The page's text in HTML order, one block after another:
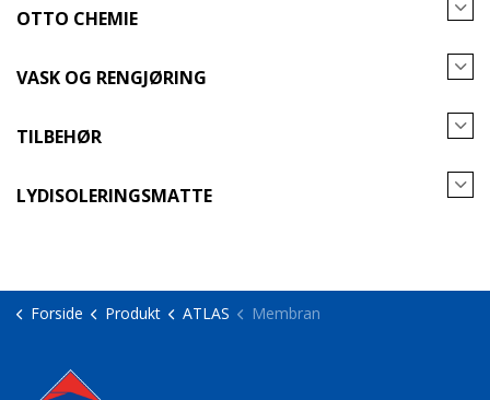
OTTO CHEMIE
VASK OG RENGJØRING
TILBEHØR
LYDISOLERINGSMATTE
Forside Produkt ATLAS Membran